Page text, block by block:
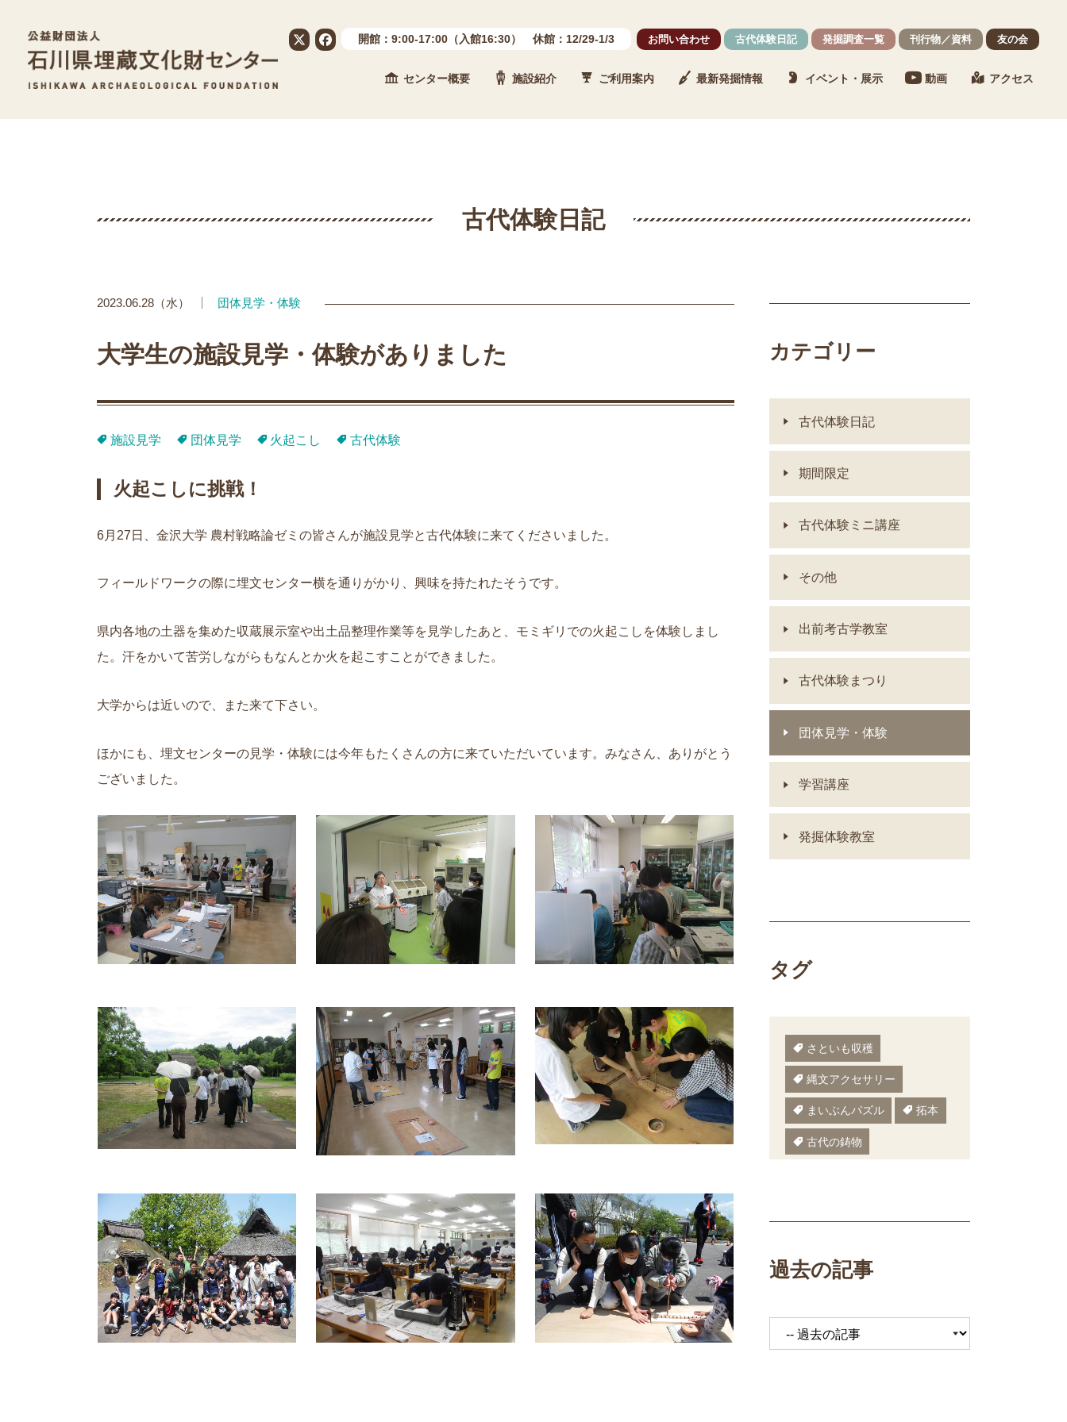
公益財団法人 石川県埋蔵文化財センター
開館：9:00-17:00（入館16:30） 休館：12/29-1/3 お問い合わせ 古代体験日記 発掘調査一覧 刊行物／資料 友の会
センター概要 施設紹介 ご利用案内 最新発掘情報 イベント・展示 動画 アクセス
古代体験日記
2023.06.28（水） 団体見学・体験
大学生の施設見学・体験がありました
施設見学 団体見学 火起こし 古代体験
火起こしに挑戦！
6月 27 日、金沢大学 農村戦略論ゼミの皆さんが施設見学と古代体験に来てくださいました。
フィールドワークの際に埋文センター横を通りがかり、興味を持たれたそうです。
県内各地の土器を集めた収蔵展示室や出土品整理作業等を見学したあと、モミギリでの火起こしを体験しまし
た。汗をかいて苦労しながらもなんとか火を起こすことができました。
大学からは近いので、また来て下さい。
ほかにも、埋文センターの見学・体験には今年もたくさんの方に来ていただいています。みなさん、ありがとう
ございました。
カテゴリー
古代体験日記
期間限定
古代体験ミニ講座
その他
出前考古学教室
古代体験まつり
団体見学・体験
学習講座
発掘体験教室
タグ
さといも収穫
縄文アクセサリー
まいぶんパズル 拓本
古代の鋳物
縄文鍋 いしかわ埋文
体験工房
過去の記事